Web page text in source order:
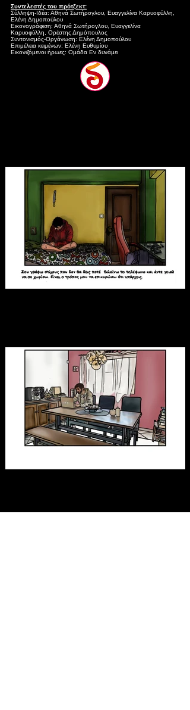
Συντελεστές του πρότζεκτ:
Σύλληψη-Ιδέα: Αθηνά Σωτήρογλου, Ευαγγελίνα Καρυοφύλλη,
Ελένη Δημοπούλου
Εικονογράφιση: Αθηνά Σωτήρογλου, Ευαγγελίνα
Καρυοφύλλη, Ορέστης Δημόπουλος
Συντονισμός-Οργάνωση: Ελένη Δημοπούλου
Επιμέλεια κειμένων: Ελένη Ευθυμίου
Εικονιζόμενοι ήρωες: Ομάδα Εν δυνάμει